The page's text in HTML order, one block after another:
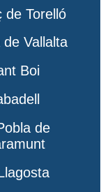
de Torelló
de Vallalta
Boi
de